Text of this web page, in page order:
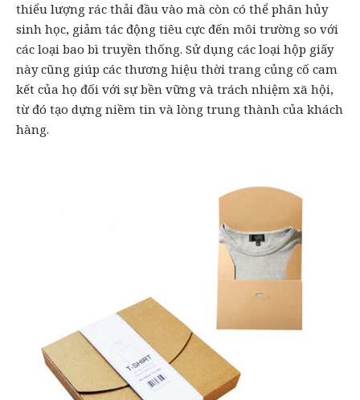
thiểu lượng rác thải đầu vào mà còn có thể phân hủy
sinh học, giảm tác động tiêu cực đến môi trường so với
các loại bao bì truyền thống. Sử dụng các loại hộp giấy
này cũng giúp các thương hiệu thời trang củng cố cam
kết của họ đối với sự bền vững và trách nhiệm xã hội,
từ đó tạo dựng niềm tin và lòng trung thành của khách
hàng.